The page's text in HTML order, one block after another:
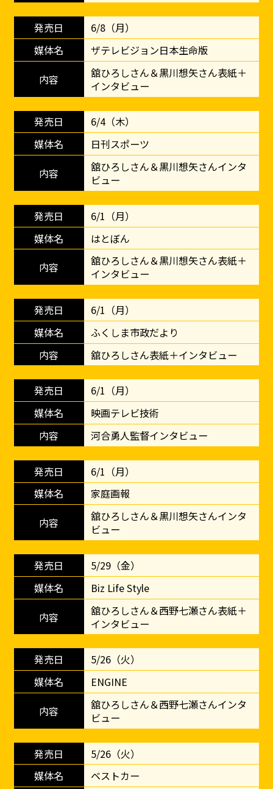
6/8（月）
ザテレビジョン日本生命版
舘ひろしさん＆黒川想矢さん表紙＋
インタビュー
6/4（木）
日刊スポーツ
舘ひろしさん＆黒川想矢さんインタ
ビュー
6/1（月）
はとぼん
舘ひろしさん＆黒川想矢さん表紙＋
インタビュー
6/1（月）
ふくしま市政だより
舘ひろしさん表紙＋インタビュー
6/1（月）
映画テレビ技術
河合勇人監督インタビュー
6/1（月）
家庭画報
舘ひろしさん＆黒川想矢さんインタ
ビュー
5/29（金）
Biz Life Style
舘ひろしさん＆西野七瀬さん表紙＋
インタビュー
5/26（火）
ENGINE
舘ひろしさん＆西野七瀬さんインタ
ビュー
5/26（火）
ベストカー